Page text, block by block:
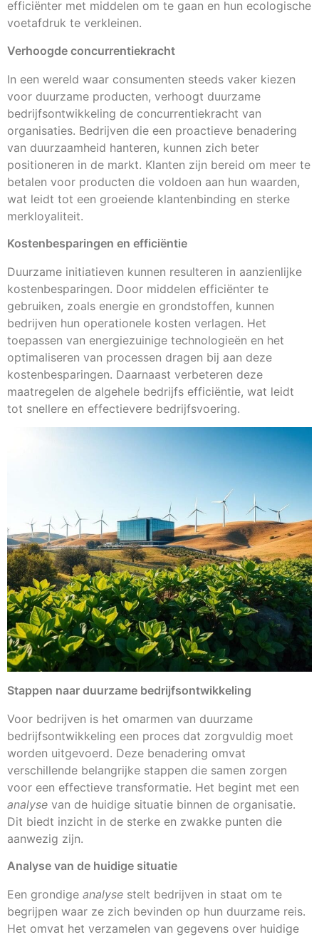
efficiënter met middelen om te gaan en hun ecologische
voetafdruk te verkleinen.
Verhoogde concurrentiekracht
In een wereld waar consumenten steeds vaker kiezen
voor duurzame producten, verhoogt duurzame
bedrijfsontwikkeling de concurrentiekracht van
organisaties. Bedrijven die een proactieve benadering
van duurzaamheid hanteren, kunnen zich beter
positioneren in de markt. Klanten zijn bereid om meer te
betalen voor producten die voldoen aan hun waarden,
wat leidt tot een groeiende klantenbinding en sterke
merkloyaliteit.
Kostenbesparingen en efficiëntie
Duurzame initiatieven kunnen resulteren in aanzienlijke
kostenbesparingen. Door middelen efficiënter te
gebruiken, zoals energie en grondstoffen, kunnen
bedrijven hun operationele kosten verlagen. Het
toepassen van energiezuinige technologieën en het
optimaliseren van processen dragen bij aan deze
kostenbesparingen. Daarnaast verbeteren deze
maatregelen de algehele bedrijfs efficiëntie, wat leidt
tot snellere en effectievere bedrijfsvoering.
Stappen naar duurzame bedrijfsontwikkeling
Voor bedrijven is het omarmen van duurzame
bedrijfsontwikkeling een proces dat zorgvuldig moet
worden uitgevoerd. Deze benadering omvat
verschillende belangrijke stappen die samen zorgen
voor een effectieve transformatie. Het begint met een
analyse van de huidige situatie binnen de organisatie.
Dit biedt inzicht in de sterke en zwakke punten die
aanwezig zijn.
Analyse van de huidige situatie
Een grondige analyse stelt bedrijven in staat om te
begrijpen waar ze zich bevinden op hun duurzame reis.
Het omvat het verzamelen van gegevens over huidige